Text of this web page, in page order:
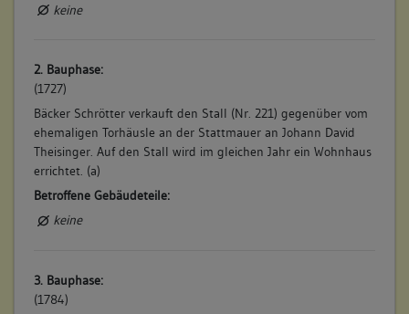
keine
2. Bauphase:
(1727)
Bäcker Schrötter verkauft den Stall (Nr. 221) gegenüber vom
ehemaligen Torhäusle an der Stattmauer an Johann David
Theisinger. Auf den Stall wird im gleichen Jahr ein Wohnhaus
errichtet. (a)
Betroffene Gebäudeteile:
keine
3. Bauphase:
(1784)